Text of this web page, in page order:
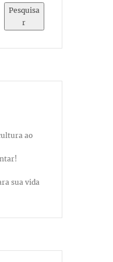
Pesquisa
r
ao
sua vida